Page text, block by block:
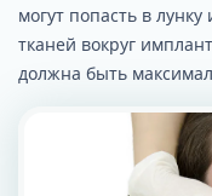
могут попасть в
тканей вокруг
должна быть